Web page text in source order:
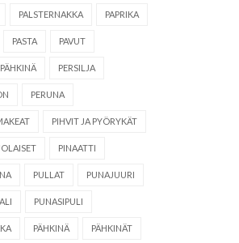
PALSTERNAKKA PAPRIKA
PASTA PAVUT
PERSILJA
PERUNA
PIHVIT JA PYÖRYKÄT
PINAATTI
PULLAT PUNAJUURI
PUNASIPULI
PÄHKINÄ PÄHKINÄT